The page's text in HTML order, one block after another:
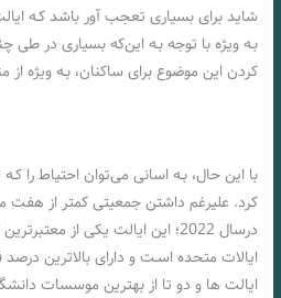
شاید برای بسیاری تعجب آور باشد کـه
بـه ویژه با توجه بـه این‌که بسیاری در طی
کردن این موضوع برای ساکنان، بـه ویژه از
با این حال، بـه اسانی می‌توان احتیاط را
درسال 2022؛ این ایالت یکی از
ایالات متحده اسـت و دارای بالاترین
ایالت ها و دو تا از بهترین موسسات